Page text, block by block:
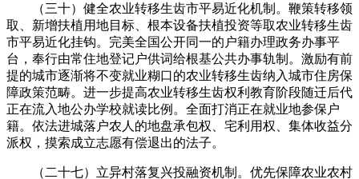
（三十）健全农业转移生齿市平易近化机制。鞭策转移领
取、新增扶植用地目标、根本设备扶植投资等取农业转移生齿
市平易近化挂钩。完美全国公开同一的户籍办理政务办事平
台，奉行由常住地登记户供词给根基公共办事轨制。激励有前
提的城市逐渐将不变就业糊口的农业转移生齿纳入城市住房保
障政策范畴。进一步提高农业转移生齿权利教育阶段随迁后代
正在流入地公办学校就读比例。全面打消正在就业地参保户
籍。依法进城落户农人的地盘承包权、宅利用权、集体收益分
派权，摸索成立志愿有偿退出的法子。
（二十七）立异村落复兴投融资机制。优先保障农业农村